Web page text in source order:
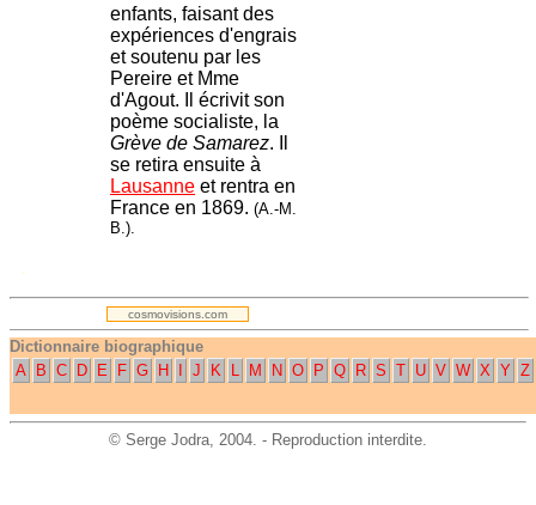
enfants, faisant des
expériences d'engrais
et soutenu par les
Pereire et Mme
d'Agout. Il écrivit son
poème socialiste, la
Grève de Samarez. Il
se retira ensuite à
Lausanne et rentra en
France en 1869. (A.-M.
B.).
.
cosmovisions.com
Dictionnaire biographique
A
B C D E F G H J K L M N O P Q R S T U V W X Y Z
© Serge Jodra, 2004. - Reproduction interdite.